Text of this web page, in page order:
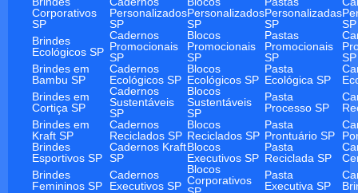
Corporativos
SP
Personalizados
SP
Personalizados
SP
Personalizadas
SP
SP
Brindes
Ecológicos SP
Cadernos
Promocionais
SP
Blocos
Promocionais
SP
Pastas
Promocionais
SP
SP
Brindes em
Bambu SP
Cadernos
Ecológicos SP
Blocos
Ecológicos SP
Pasta
Ecológica SP
Brindes em
Cortiça SP
Cadernos
Sustentáveis
SP
Blocos
Sustentáveis
SP
Pasta
Processo SP
Brindes em
Kraft SP
Cadernos
Reciclados SP
Blocos
Reciclados SP
Pasta
Prontuário SP
Brindes
Esportivos SP
Cadernos Kraft
SP
Blocos
Executivos SP
Pasta
Reciclada SP
Brindes
Femininos SP
Cadernos
Executivos SP
Blocos
Corporativos
Pasta
Executiva SP